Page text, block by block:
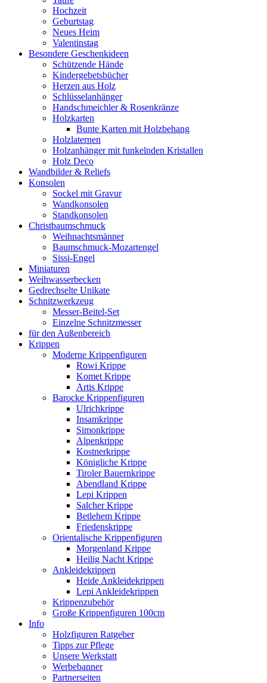
Hochzeit
Geburtstag
Neues Heim
Valentinstag
Besondere Geschenkideen
Schützende Hände
Kindergebetsbücher
Herzen aus Holz
Schlüsselanhänger
Handschmeichler & Rosenkränze
Holzkarten
Bunte Karten mit Holzbehang
Holzlaternen
Holzanhänger mit funkelnden Kristallen
Holz Deco
Wandbilder & Reliefs
Konsolen
Sockel mit Gravur
Wandkonsolen
Standkonsolen
Christbaumschmuck
Weihnachtsmänner
Baumschmuck-Mozartengel
Sissi-Engel
Miniaturen
Weihwasserbecken
Gedrechselte Unikate
Schnitzwerkzeug
Messer-Beitel-Set
Einzelne Schnitzmesser
für den Außenbereich
Krippen
Moderne Krippenfiguren
Rowi Krippe
Komet Krippe
Artis Krippe
Barocke Krippenfiguren
Ulrichkrippe
Insamkrippe
Simonkrippe
Alpenkrippe
Kostnerkrippe
Königliche Krippe
Tiroler Bauernkrippe
Abendland Krippe
Lepi Krippen
Salcher Krippe
Betlehem Krippe
Friedenskrippe
Orientalische Krippenfiguren
Morgenland Krippe
Heilig Nacht Krippe
Ankleidekrippen
Heide Ankleidekrippen
Lepi Ankleidekrippen
Krippenzubehör
Große Krippenfiguren 100cm
Info
Holzfiguren Ratgeber
Tipps zur Pflege
Unsere Werkstatt
Werbebanner
Partnerseiten